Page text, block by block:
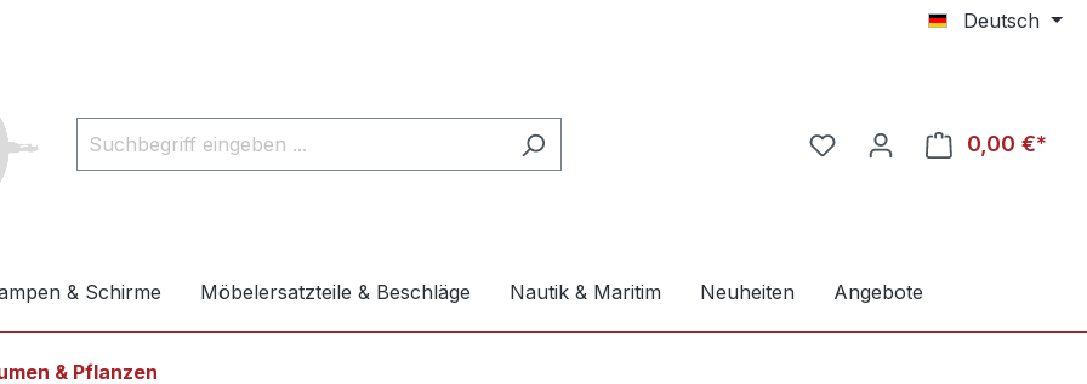
Deutsch
0,00 €*
& Schirme Möbelersatzteile & Beschläge Nautik & Maritim Neuheiten Angebote
& Pflanzen